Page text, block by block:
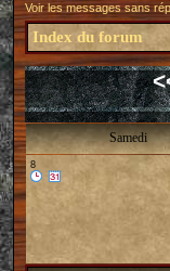
Voir les messages sans
Index du forum
Samedi
8